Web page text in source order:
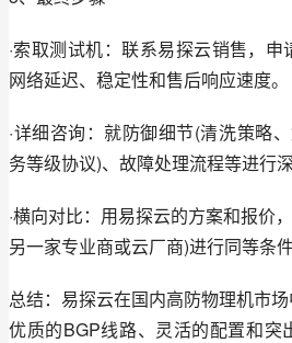
·索取测试机：联系易探云销售，
网络延迟、稳定性和售后响应速度。
·详细咨询：就防御细节(清洗策略
务等级协议)、故障处理流程等进行深
·横向对比：用易探云的方案和报价
另一家专业商或云厂商)进行同等条件
总结：易探云在国内高防物理机市场
优质的BGP线路、灵活的配置和突